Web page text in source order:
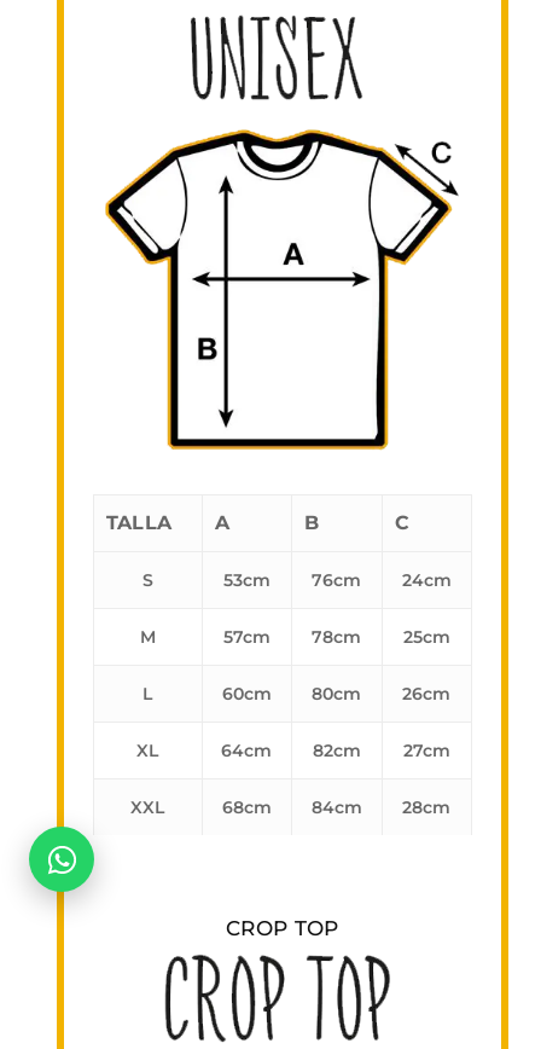
TALLA A B C
S 53cm 76cm 24cm
M 57cm 78cm 25cm
L 60cm 80cm 26cm
XL 64cm 82cm 27cm
XXL 68cm 84cm 28cm
CROP TOP